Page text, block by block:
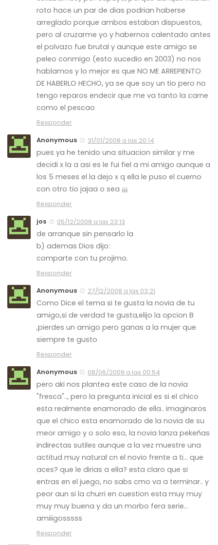
roto hace un par de dias podrian haberse
arreglado porque ambos estaban dispuestos,
pero al cruzarme yo y habernos calentado antes
el polvazo fue brutal y aunque este amigo se
peleo conmigo (esto sucedio en 2003) no nos
hablamos y lo mejor es que NO ME ARREPIENTO
DE HABERLO HECHO, ya se que soy un tio pero no
tengo reparos endecir que me va tanto la carne
como el pescao
Responder
Anonymous
31/01/2008 a las 20:14
pues ya he tenido una situacion similar y me
decidi x la a asi es le fui fiel a mi amigo aunque a
los 5 meses el la dejo x q ella le puso el cuerno
con otro tio jajaa o sea ¡¡¡
Responder
jos
05/12/2008 a las 23:13
de arranque sin pensarlo la
b) ademas Dios dijo:
comparte con tu projimo.
Responder
Anonymous
27/12/2008 a las 03:21
Como Dice el tema si te gusta la novia de tu
amigo,si de verdad te gusta,elijo la opcion B
,pierdes un amigo pero ganas a la mujer que
siempre te gusto
Responder
Anonymous
08/06/2009 a las 00:54
pero aki nos plantea este caso de la novia
"fresca".., pero la pregunta inicial es si el chico
esta realmente enamorado de ella.. imaginaros
que el chico esta enamorado de la novia de su
meor amigo y o solo eso, la novia lanza pekeñas
indirectas sutiles aunque a la vez muestre una
actitud muy natural cn el novio frente a ti… que
aces? que le dirias a ella? esta claro que si
entras en el juego, no sabs cmo va a terminar.. y
peor aun si la churri en cuestion esta muy muy
muy muy buena y da un morbo fera serie…
amiiigosssss
Responder